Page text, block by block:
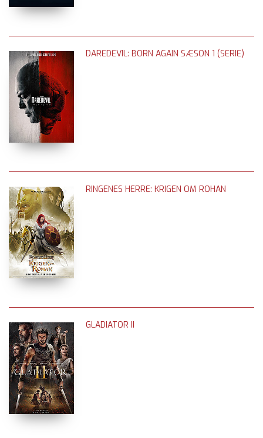
DAREDEVIL: BORN AGAIN SÆSON 1 (SERIE)
RINGENES HERRE: KRIGEN OM ROHAN
GLADIATOR II